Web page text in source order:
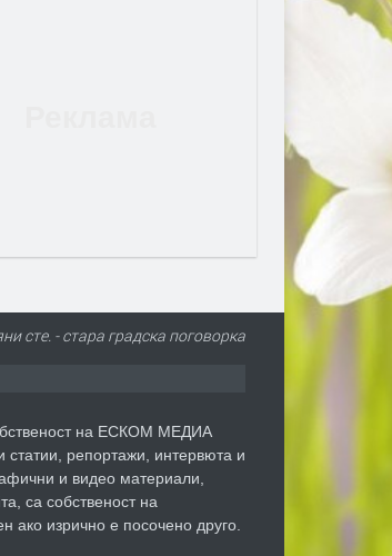
сте. - стара градска поговорка
на ЕСКОМ МЕДИА
репортажи, интервюта и
и видео материали,
са собственост на
ако изрично е посочено друго.